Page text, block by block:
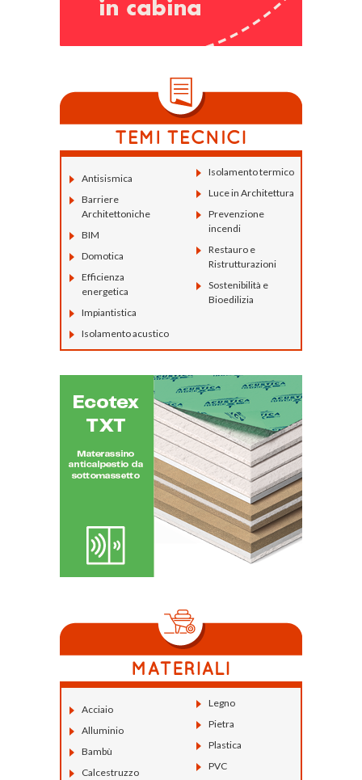
Antisismica
Barriere
Architettoniche
BIM
Domotica
Efficienza
energetica
Impiantistica
Isolamento acustico
Isolamento termico
Luce in Architettura
Prevenzione
incendi
Restauro e
Ristrutturazioni
Sostenibilità e
Bioedilizia
Acciaio
Alluminio
Bambù
Calcestruzzo
Legno
Pietra
Plastica
PVC